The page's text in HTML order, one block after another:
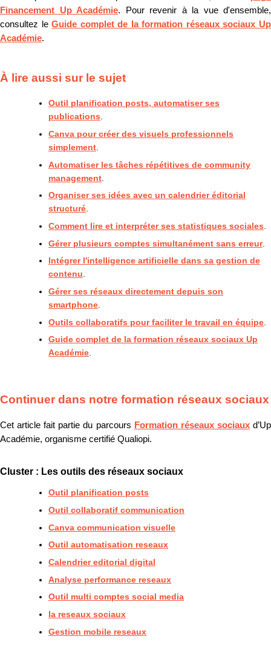
Financement Up Académie. Pour revenir à la vue d'ensemble,
consultez leGuide complet de la formation réseaux sociaux Up
Académie.
À lire aussi sur le sujet
Outil planification posts, automatiser ses
publications.
Canva pour créer des visuels professionnels
simplement
Automatiser les tâches répétitives de community
management
Organiser ses idées avec un calendrier éditorial
structuré.
Comment lire et interpréter ses statistiques sociales
Gérer plusieurs comptes simultanément sans erreur.
Intégrer l'intelligence artificielle dans sa gestion de
contenu.
Gérer ses réseaux directement depuis son
smartphone
Outils collaboratifs pour faciliter le travail en équipe
Guide complet de la formation réseaux sociaux Up
Académie.
Continuer dans notre formation réseaux sociaux
Cet article fait partie du parcours Formation réseaux sociauxd’Up
Académie, organisme certifié Qualiopi.
Cluster : Les outils des réseaux sociaux
Outil planification posts
Outil collaboratif communication
Canva communication visuelle
Outil automatisation reseaux
Calendrier editorial digital
Analyse performance reseaux
Outil multi comptes social media
Ia reseaux sociaux
Gestion mobile reseaux